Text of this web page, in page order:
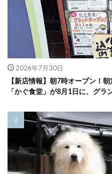
2026年7月30日
【新店情報】朝7時オープン！
「かぐ食堂」が8月1日に、グ